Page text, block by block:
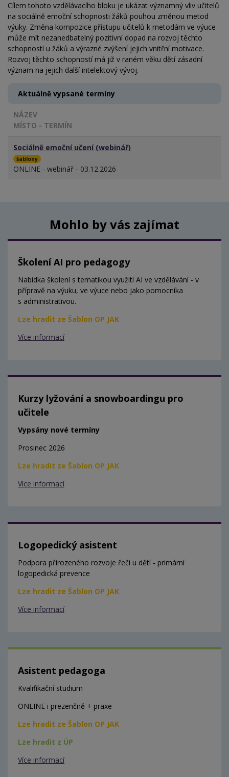
Cílem tohoto vzdělávacího bloku je ukázat významný vliv učitelů
na sociálně emoční schopnosti žáků pouhou změnou metod
výuky. Změna kompozice přístupu učitelů k metodám ve výuce
může mít nezanedbatelný pozitivní dopad na rozvoj těchto
schopností u žáků a výrazné zvýšení jejich vnitřní motivace.
Rozvoj těchto schopností má již v raném věku dětí zásadní
význam na jejich další intelektový vývoj.
Aktuálně vypsané termíny
NÁZEV
MÍSTO - TERMÍN
Sociálně emoční učení (webinář)
šablony
ONLINE - webinář - 03.12.2026
Mohlo by vás zajímat
Školení AI pro pedagogy
Nabídka školení s tematikou využití AI ve vzdělávání - v
přípravě na výuku, ve výuce nebo jako pomocníka
s administrativou.
Lze hradit ze Šablon OP JAK
Více informací
Kurzy lyžování a snowboardingu pro
učitele
Vypsány nové termíny
Prosinec 2026
Lze hradit ze Šablon OP JAK
Více informací
Logopedický asistent
Podpora přirozeného rozvoje řeči u dětí - primární
logopedická prevence
Lze hradit ze Šablon OP JAK
Více informací
Asistent pedagoga
Kvalifikační studium
ONLINE i prezenčně + praxe
Lze hradit ze Šablon OP JAK
Lze hradit z ÚP
Více informací